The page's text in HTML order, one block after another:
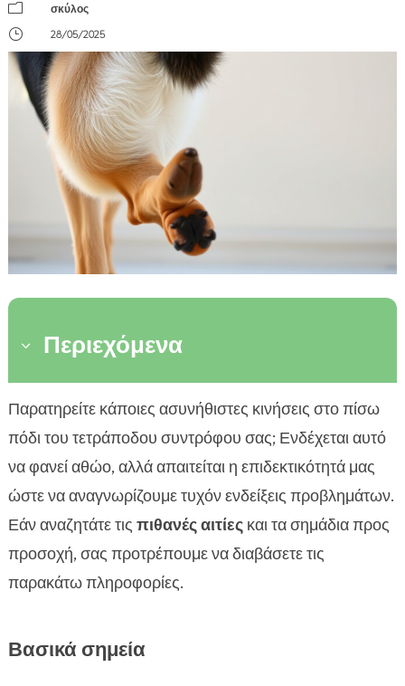
m
σκύλος
}
28/05/2025
3 Περιεχόμενα
 Εισαγωγή στο πρόβλημα της περίεργης
κίνησης του πίσω ποδιού
Κοινοί λόγοι για την περίεργη κίνηση στο πίσω
πόδι του σκύλου
Αρθρίτιδα και πώς επηρεάζει την κίνηση του
πίσω ποδιού
Δυσπλασία ισχίων και γόνατος
 Νευρολογικά προβλήματα και σύμπτωματα
 Πόσο σημαντικό είναι να επισκεφθούμε τον
Παρατηρείτε κάποιες ασυνήθιστες κινήσεις στο πίσω
πόδι του τετράποδου συντρόφου σας; Ενδέχεται αυτό
να φανεί αθώο, αλλά απαιτείται η επιδεκτικότητά μας
ώστε να αναγνωρίζουμε τυχόν ενδείξεις προβλημάτων.
Εάν αναζητάτε τις πιθανές αιτίεςκαι τα σημάδια προς
προσοχή, σας προτρέπουμε να διαβάσετε τις
παρακάτω πληροφορίες.
Βασικά σημεία